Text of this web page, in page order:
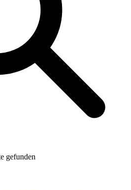
gefunden